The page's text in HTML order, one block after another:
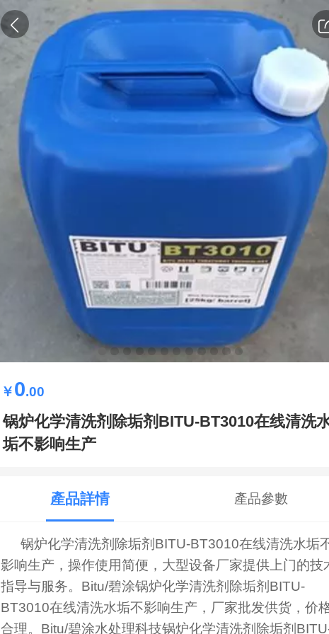
￥0.00
锅炉化学清洗剂除垢剂BITU-BT3010在线清洗
垢不影响生产
產品詳情 產品參數
锅炉化学清洗剂除垢剂BITU-BT3010在线清洗水垢
影响生产，操作使用简便，大型设备厂家提供上门的技
指导与服务。 Bitu/碧涂锅炉化学清洗剂除垢剂BITU-
BT3010在线清洗水垢不影响生产，厂家批发供货，价
合理。 Bitu/碧涂水处理科技锅炉化学清洗剂除垢剂